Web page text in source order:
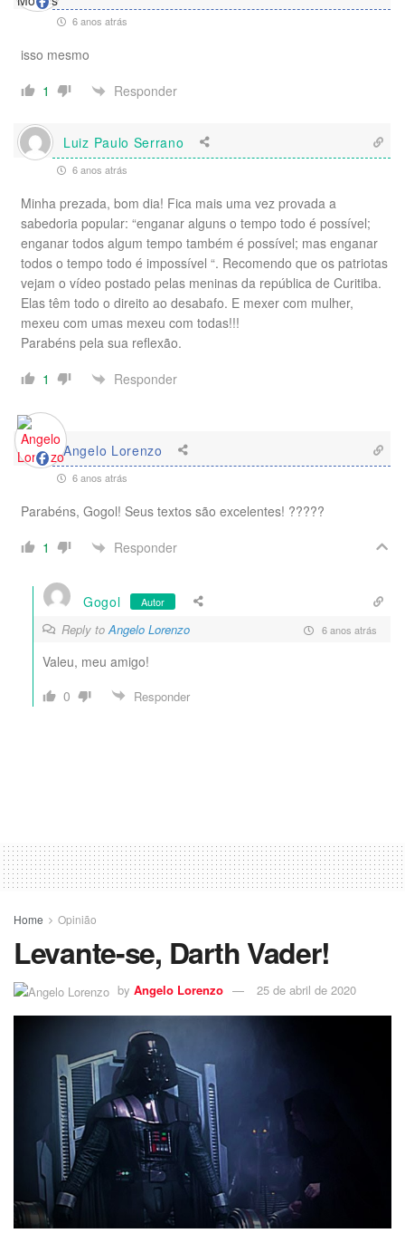
6 anos atrás
isso mesmo
1
Responder
Luiz Paulo Serrano
6 anos atrás
Minha prezada, bom dia! Fica mais uma vez provada a
sabedoria popular: “enganar alguns o tempo todo é possível;
enganar todos algum tempo também é possível; mas enganar
todos o tempo todo é impossível “. Recomendo que os patriotas
vejam o vídeo postado pelas meninas da república de Curitiba.
Elas têm todo o direito ao desabafo. E mexer com mulher,
mexeu com umas mexeu com todas!!!
Parabéns pela sua reflexão.
1
Responder
Angelo Lorenzo
6 anos atrás
Parabéns, Gogol! Seus textos são excelentes! ?????
1
Responder
Gogol Autor
Reply toAngelo Lorenzo 6 anos atrás
Valeu, meu amigo!
0
Responder
Home Opinião
Levante-se, Darth Vader!
by Angelo Lorenzo 25 de abril de 2020